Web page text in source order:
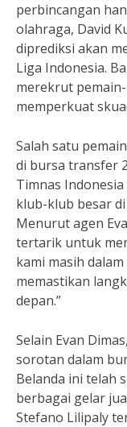
perbincangan
olahraga, David
diprediksi akan
Liga Indonesia.
merekrut
memperkuat
Salah satu
di bursa transfer
Timnas
klub-klub besar
Menurut agen
tertarik untuk
kami masih
memastikan
depan.”
Selain Evan
sorotan dalam
Belanda ini telah
berbagai gelar
Stefano Lilipaly